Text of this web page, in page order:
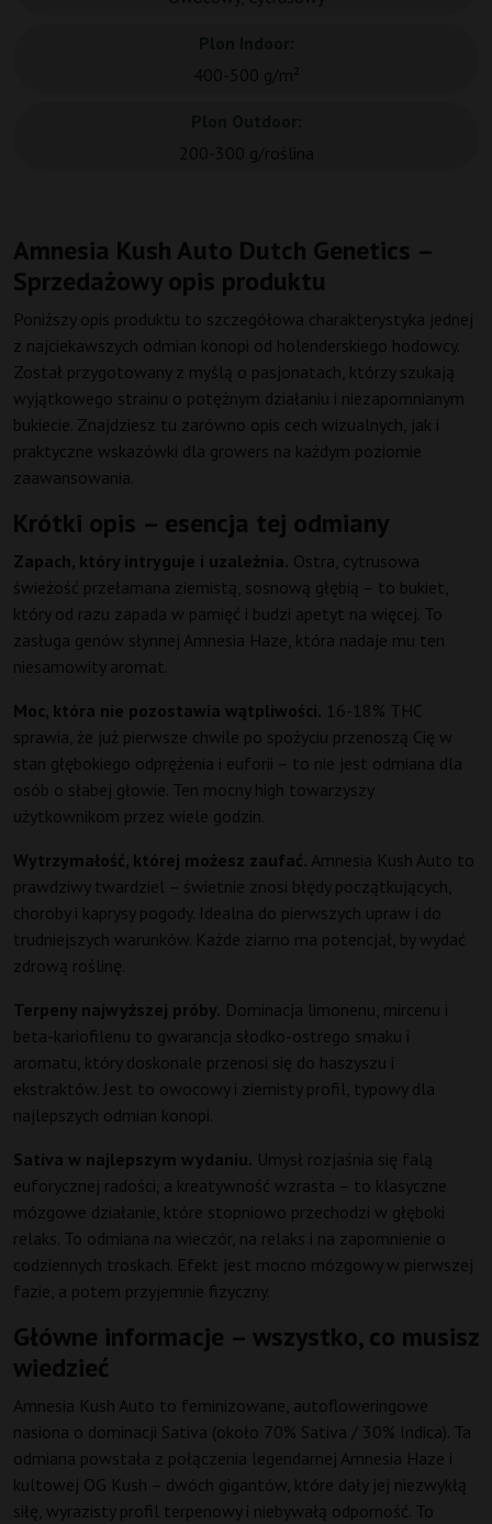
Amnesia Kush Auto Dutch Genetics –
Sprzedażowy opis produktu
Poniższy opis produktu to szczegółowa charakterystyka jednej
z najciekawszych odmian konopi od holenderskiego hodowcy.
Został przygotowany z myślą o pasjonatach, którzy szukają
wyjątkowego strainu o potężnym działaniu i niezapomnianym
bukiecie. Znajdziesz tu zarówno opis cech wizualnych, jak i
praktyczne wskazówki dla growers na każdym poziomie
zaawansowania.
Krótki opis – esencja tej odmiany
Zapach, który intryguje i uzależnia. Ostra, cytrusowa
świeżość przełamana ziemistą, sosnową głębią – to bukiet,
który od razu zapada w pamięć i budzi apetyt na więcej. To
zasługa genów słynnej Amnesia Haze, która nadaje mu ten
niesamowity aromat.
Moc, która nie pozostawia wątpliwości. 16-18% THC
sprawia, że już pierwsze chwile po spożyciu przenoszą Cię w
stan głębokiego odprężenia i euforii – to nie jest odmiana dla
osób o słabej głowie. Ten mocny high towarzyszy
użytkownikom przez wiele godzin.
Wytrzymałość, której możesz zaufać. Amnesia Kush Auto to
prawdziwy twardziel – świetnie znosi błędy początkujących,
choroby i kaprysy pogody. Idealna do pierwszych upraw i do
trudniejszych warunków. Każde ziarno ma potencjał, by wydać
zdrową roślinę.
Terpeny najwyższej próby. Dominacja limonenu, mircenu i
beta-kariofilenu to gwarancja słodko-ostrego smaku i
aromatu, który doskonale przenosi się do haszyszu i
ekstraktów. Jest to owocowy i ziemisty profil, typowy dla
najlepszych odmian konopi.
Sativa w najlepszym wydaniu. Umysł rozjaśnia się falą
euforycznej radości, a kreatywność wzrasta – to klasyczne
mózgowe działanie, które stopniowo przechodzi w głęboki
relaks. To odmiana na wieczór, na relaks i na zapomnienie o
codziennych troskach. Efekt jest mocno mózgowy w pierwszej
fazie, a potem przyjemnie fizyczny.
Główne informacje – wszystko, co musisz
wiedzieć
Amnesia Kush Auto to feminizowane, autofloweringowe
nasiona o dominacji Sativa (około 70% Sativa / 30% Indica). Ta
odmiana powstała z połączenia legendarnej Amnesia Haze i
kultowej OG Kush – dwóch gigantów, które dały jej niezwykłą
siłę, wyrazisty profil terpenowy i niebywałą odporność. To